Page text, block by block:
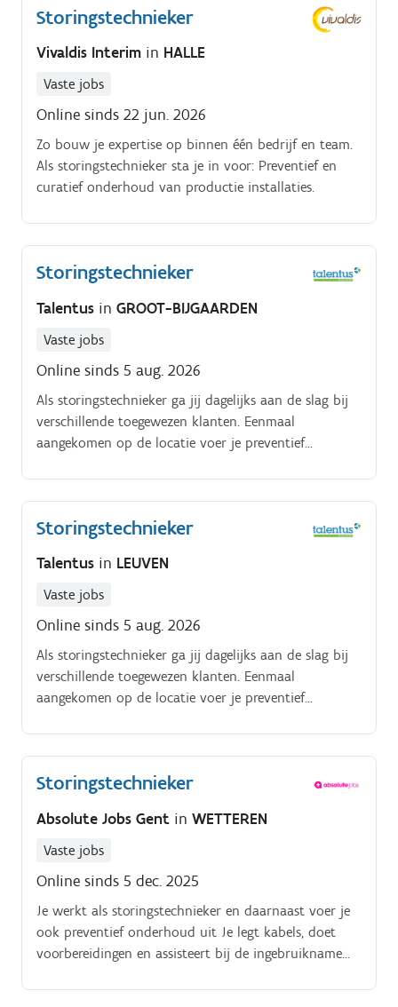
Storingstechnieker
Vivaldis Interim in HALLE
Vaste jobs
Online sinds 22 jun. 2026
Zo bouw je expertise op binnen één bedrijf en team.
Als storingstechnieker sta je in voor: Preventief en
curatief onderhoud van productie installaties.
Storingstechnieker
Talentus in GROOT-BIJGAARDEN
Vaste jobs
Online sinds 5 aug. 2026
Als storingstechnieker ga jij dagelijks aan de slag bij
verschillende toegewezen klanten. Eenmaal
aangekomen op de locatie voer je preventief
verantwoordelijkheid om ervoor te zorgen dat het
machinepark van de klant feilloos blijft draaien
Daarnaast heb jij volgende verantwoordelijken:.
productiemachines Uitvoeren van herstellingen
Storingstechnieker
Talentus in LEUVEN
Vaste jobs
Online sinds 5 aug. 2026
Als storingstechnieker ga jij dagelijks aan de slag bij
verschillende toegewezen klanten. Eenmaal
aangekomen op de locatie voer je preventief
machinepark van de klant feilloos blijft draaien
Daarnaast heb jij volgende verantwoordelijken:.
productiemachines Uitvoeren van herstellingen
Storingstechnieker
Absolute Jobs Gent in WETTEREN
Vaste jobs
Online sinds 5 dec. 2025
Je werkt als storingstechnieker en daarnaast voer je
ook preventief onderhoud uit Je legt kabels, doet
voorbereidingen en assisteert bij de ingebruikname
van elektrisch onderhoud, maar trekt ook je plan bij